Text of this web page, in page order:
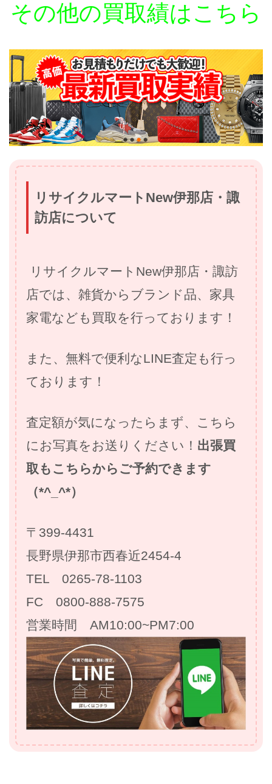
その他の買取績はこちら
リサイクルマートNew伊那店・諏
訪店について
リサイクルマートNew伊那店・諏訪
店では、雑貨からブランド品、家具
家電なども買取を行っております！
また、無料で便利なLINE査定も行っ
ております！
査定額が気になったらまず、こちら
にお写真をお送りください！ 出張買
取もこちらからご予約できます
（*^_^*）
〒399-4431
長野県伊那市西春近2454-4
TEL 0265-78-1103
FC 0800-888-7575
営業時間 AM10:00~PM7:00